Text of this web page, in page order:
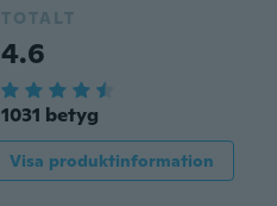
TOTALT
4.6
1031 betyg
Visa produktinformation